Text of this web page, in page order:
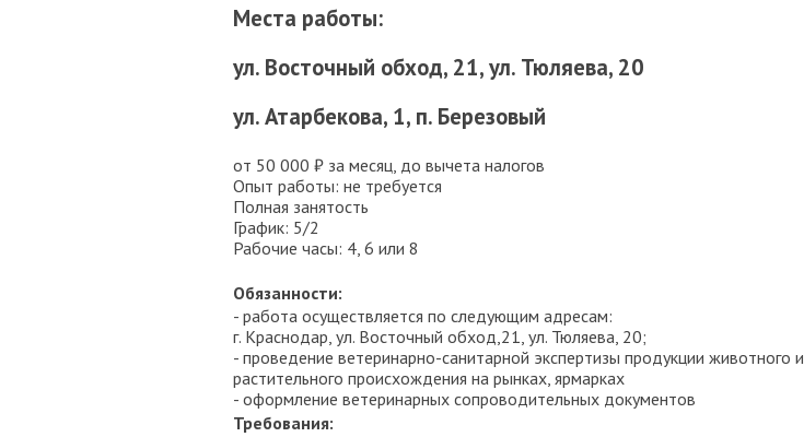
Места работы:
ул. Восточный обход, 21, ул. Тюляева, 20
ул. Атарбекова, 1, п. Березовый
от 50 000 ₽ за месяц, до вычета налогов
Опыт работы: не требуется
Полная занятость
График: 5/2
Рабочие часы: 4, 6 или 8
Обязанности:
- работа осуществляется по следующим адресам:
г. Краснодар, ул. Восточный обход,21, ул. Тюляева, 20;
​​​​​- проведение ветеринарно-санитарной экспертизы продукции животного и
растительного происхождения на рынках, ярмарках
- оформление ветеринарных сопроводительных документов
Требования: